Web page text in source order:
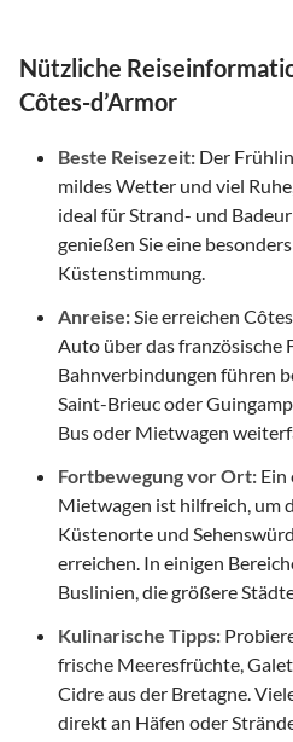
Nützliche
Côtes-d’Armor
Beste Reisezeit: Der
mildes Wetter und viel
ideal für Strand- und
genießen Sie eine
Küstenstimmung.
Anreise:Sie erreichen
Auto über das französische
Bahnverbindungen führen
Saint-Brieuc oder
Bus oder Mietwagen
Fortbewegung vor Ort: Ein
Mietwagen ist hilfreich, um
Küstenorte und
erreichen. In einigen
Buslinien, die größere
Kulinarische Tipps:
frische Meeresfrüchte,
Cidre aus der Bretagne.
direkt an Häfen oder